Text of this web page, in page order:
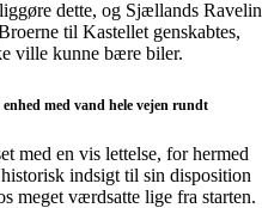
dette, og Sjællands Ravelin
til Kastellet genskabtes,
ville kunne bære biler.
med vand hele vejen rundt
med en vis lettelse, for hermed
indsigt til sin disposition
meget værdsatte lige fra starten.